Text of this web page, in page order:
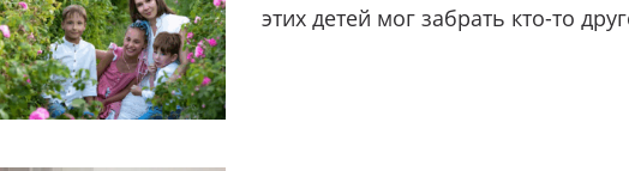
этих детей мог забрать кто-то